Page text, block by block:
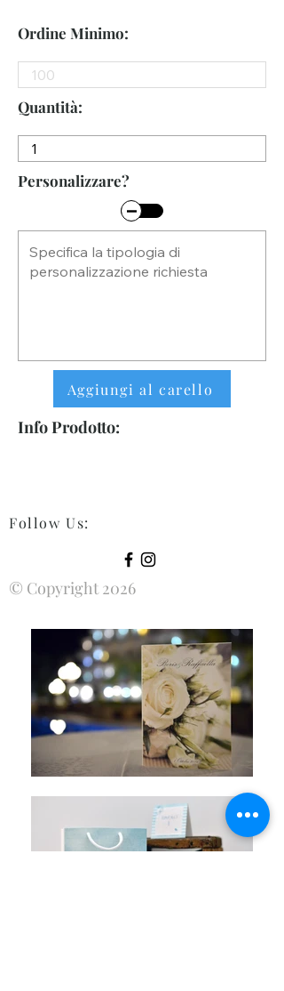
Ordine Minimo:
Quantità:
Personalizzare?
Aggiungi al carello
Info Prodotto:
Follow Us:
© Copyright 2026